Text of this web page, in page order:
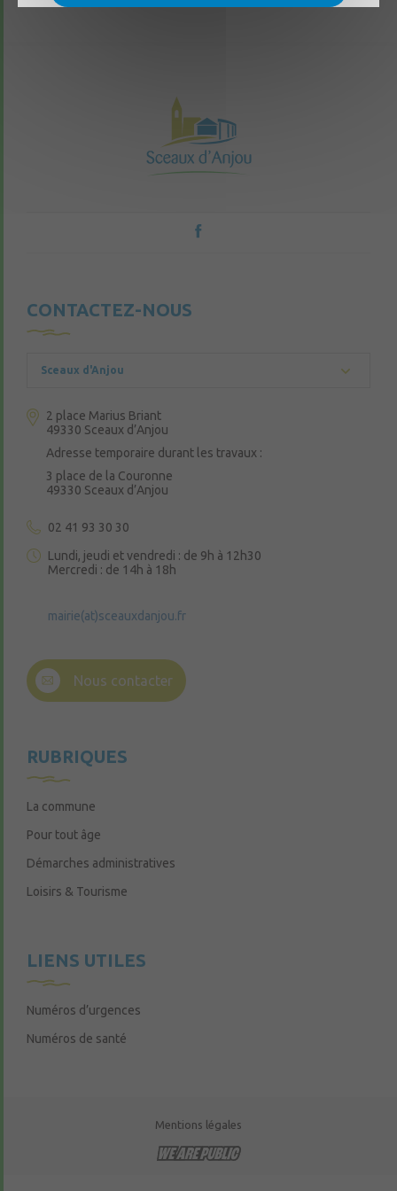
CONTACTEZ-NOUS
Sceaux d'Anjou
2 place Marius Briant
49330 Sceaux d’Anjou
Adresse temporaire durant les travaux :
3 place de la Couronne
49330 Sceaux d’Anjou
02 41 93 30 30
Lundi, jeudi et vendredi : de 9h à 12h30
Mercredi : de 14h à 18h
mairie(at)sceauxdanjou.fr
Nous contacter
RUBRIQUES
La commune
Pour tout âge
Démarches administratives
Loisirs & Tourisme
LIENS UTILES
Numéros d’urgences
Numéros de santé
Mentions légales